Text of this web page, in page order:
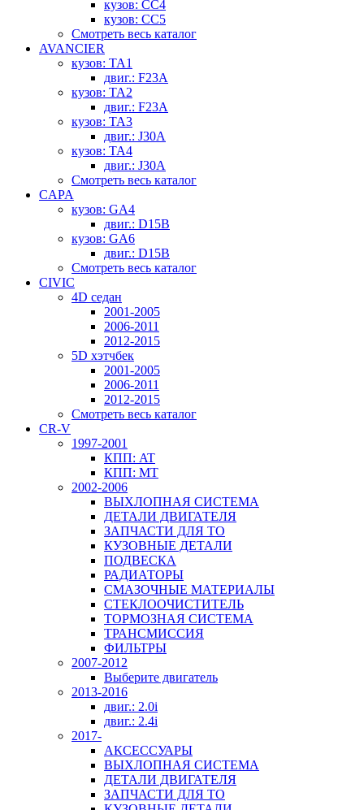
кузов: CC4
кузов: CC5
Смотреть весь каталог
AVANCIER
кузов: TA1
двиг.: F23A
кузов: TA2
двиг.: F23A
кузов: TA3
двиг.: J30A
кузов: TA4
двиг.: J30A
Смотреть весь каталог
CAPA
кузов: GA4
двиг.: D15B
кузов: GA6
двиг.: D15B
Смотреть весь каталог
CIVIC
4D седан
2001-2005
2006-2011
2012-2015
5D хэтчбек
2001-2005
2006-2011
2012-2015
Смотреть весь каталог
CR-V
1997-2001
КПП: AT
КПП: MT
2002-2006
ВЫХЛОПНАЯ СИСТЕМА
ДЕТАЛИ ДВИГАТЕЛЯ
ЗАПЧАСТИ ДЛЯ ТО
КУЗОВНЫЕ ДЕТАЛИ
ПОДВЕСКА
РАДИАТОРЫ
СМАЗОЧНЫЕ МАТЕРИАЛЫ
СТЕКЛООЧИСТИТЕЛЬ
ТОРМОЗНАЯ СИСТЕМА
ТРАНСМИССИЯ
ФИЛЬТРЫ
2007-2012
Выберите двигатель
2013-2016
двиг.: 2.0i
двиг.: 2.4i
2017-
АКСЕССУАРЫ
ВЫХЛОПНАЯ СИСТЕМА
ДЕТАЛИ ДВИГАТЕЛЯ
ЗАПЧАСТИ ДЛЯ ТО